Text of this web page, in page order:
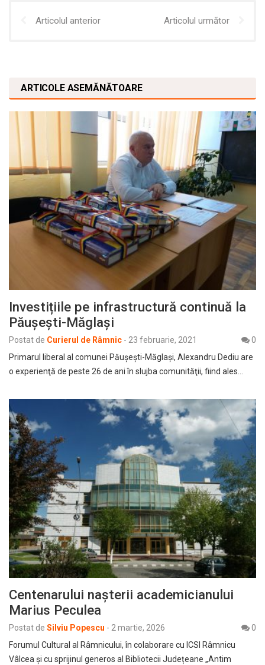
Articolul anterior Articolul următor
ARTICOLE ASEMĂNĂTOARE
Investițiile pe infrastructură continuă la
Păușești-Măglași
Postat de Curierul de Râmnic - 23 februarie, 2021
0
Primarul liberal al comunei Păuşeşti-Măglaşi, Alexandru Dediu are
o experienţă de peste 26 de ani în slujba comunităţii, fiind ales…
Centenarului nașterii academicianului
Marius Peculea
Postat de Silviu Popescu - 2 martie, 2026
0
Forumul Cultural al Râmnicului, în colaborare cu ICSI Râmnicu
Vâlcea și cu sprijinul generos al Bibliotecii Județeane „Antim